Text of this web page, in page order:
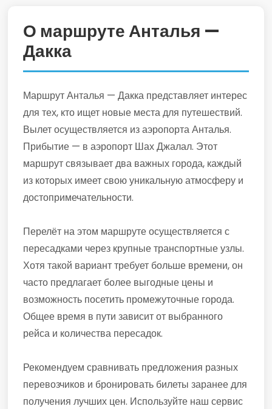
О маршруте Анталья —
Дакка
Маршрут Анталья — Дакка представляет интерес
для тех, кто ищет новые места для путешествий.
Вылет осуществляется из аэропорта Анталья.
Прибытие — в аэропорт Шах Джалал. Этот
маршрут связывает два важных города, каждый
из которых имеет свою уникальную атмосферу и
достопримечательности.
Перелёт на этом маршруте осуществляется с
пересадками через крупные транспортные узлы.
Хотя такой вариант требует больше времени, он
часто предлагает более выгодные цены и
возможность посетить промежуточные города.
Общее время в пути зависит от выбранного
рейса и количества пересадок.
Рекомендуем сравнивать предложения разных
перевозчиков и бронировать билеты заранее для
получения лучших цен. Используйте наш сервис